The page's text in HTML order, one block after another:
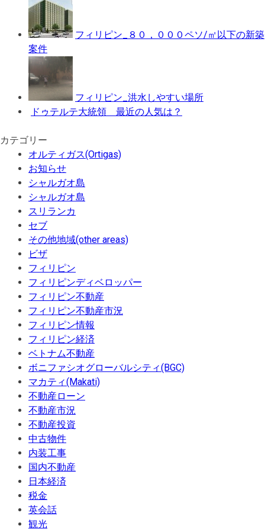
フィリピン_８０，０００ペソ/㎡以下の新築
案件
フィリピン_洪水しやすい場所
ドゥテルテ大統領 最近の人気は？
カテゴリー
オルティガス(Ortigas)
お知らせ
シャルガオ島
シャルガオ島
スリランカ
セブ
その他地域(other areas)
ビザ
フィリピン
フィリピンディベロッパー
フィリピン不動産
フィリピン不動産市況
フィリピン情報
フィリピン経済
ベトナム不動産
ボニファシオグローバルシティ(BGC)
マカティ(Makati)
不動産ローン
不動産市況
不動産投資
中古物件
内装工事
国内不動産
日本経済
税金
英会話
観光